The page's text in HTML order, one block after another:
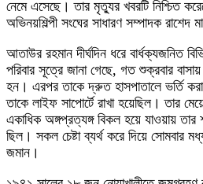
নেমে এসেছে। তার মৃত্যুর খবরটি নিশ্চিত
অভিনয়শিল্পী সংঘের সাধারণ সম্পাদক রাশেদ
আতাউর রহমান দীর্ঘদিন ধরে বার্ধক্যজনিত
পরিবার সূত্রে জানা গেছে, গত শুক্রবার
হন। এরপর তাকে দ্রুত হাসপাতালে ভর্তি
তাকে লাইফ সাপোর্টে রাখা হয়েছিল। তার মেয়ে
একাধিক অঙ্গপ্রত্যঙ্গ বিকল হয়ে যাওয়ায় তার
ছিল। সকল চেষ্টা ব্যর্থ করে দিয়ে সোমবার
জমান।